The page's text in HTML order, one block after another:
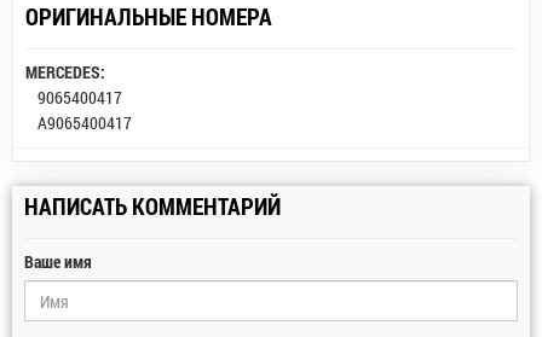
ОРИГИНАЛЬНЫЕ НОМЕРА
MERCEDES:
9065400417
A9065400417
НАПИСАТЬ КОММЕНТАРИЙ
Ваше имя